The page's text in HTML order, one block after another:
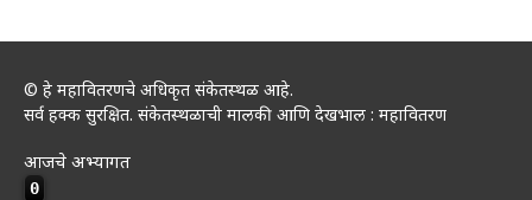
© हे महावितरणचे अधिकृत संकेतस्थळ आहे.
सर्व हक्क सुरक्षित. संकेतस्थळाची मालकी आणि देखभाल : महावितरण
आजचे अभ्यागत
0